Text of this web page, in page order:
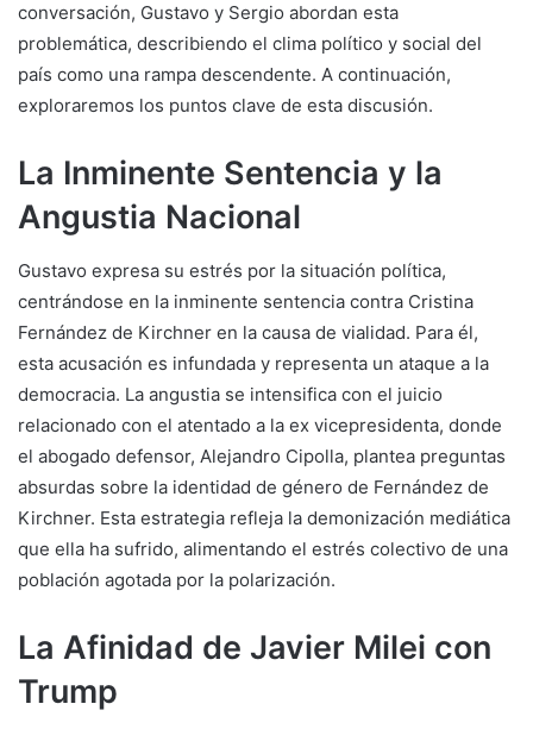
conversación, Gustavo y Sergio abordan esta
problemática, describiendo el clima político y social del
país como una rampa descendente. A continuación,
exploraremos los puntos clave de esta discusión.
La Inminente Sentencia y la
Angustia Nacional
Gustavo expresa su estrés por la situación política,
centrándose en la inminente sentencia contra Cristina
Fernández de Kirchner en la causa de vialidad. Para él,
esta acusación es infundada y representa un ataque a la
democracia. La angustia se intensifica con el juicio
relacionado con el atentado a la ex vicepresidenta, donde
el abogado defensor, Alejandro Cipolla, plantea preguntas
absurdas sobre la identidad de género de Fernández de
Kirchner. Esta estrategia refleja la demonización mediática
que ella ha sufrido, alimentando el estrés colectivo de una
población agotada por la polarización.
La Afinidad de Javier Milei con
Trump